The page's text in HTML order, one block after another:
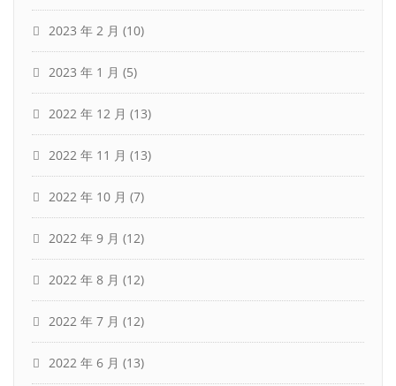
2023 年 2 月 (10)
2023 年 1 月 (5)
2022 年 12 月 (13)
2022 年 11 月 (13)
2022 年 10 月 (7)
2022 年 9 月 (12)
2022 年 8 月 (12)
2022 年 7 月 (12)
2022 年 6 月 (13)